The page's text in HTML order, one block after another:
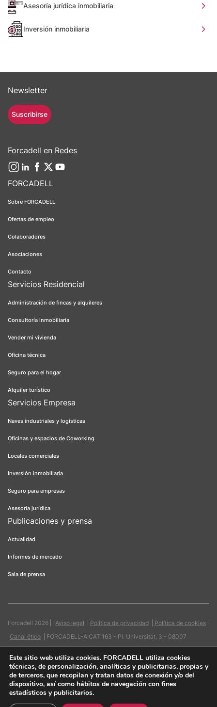
Asesoría jurídica inmobiliaria
Inversión inmobiliaria
FORCADELL
Sobre FORCADELL
Ofertas de empleo
Colaboradores
Asociaciones
Contacto
Servicios Residencial
Administración de fincas y alquileres
Consultoría inmobiliaria
Vender mi vivienda
Oficina técnica
Seguro para el hogar
Alquiler turístico
Servicios Empresa
Naves industriales y logísticas
Oficinas y espacios de Coworking
Locales comerciales
Inversión inmobiliaria
Seguro para empresas
Asesoría jurídica
Publicaciones y prensa
Actualidad
Informes de mercado
Sala de prensa
Newsletter
Suscribirse
Forcadell en Redes
Forcadell 2026 Aviso legal Política de privacidad
Política de cookies
Canal ético
FORCADELL-AICAT 163 - Pl. Universitat, 3 - 08007
Quiero contactar
Este sitio web utiliza cookies. FORCADELL utiliza cookies
técnicas, de personalización, analíticas y publicitarias, propias y
de terceros, que recopilan y tratan datos de conexión y/o del
dispositivo, así como hábitos de navegación con fines
estadísticos y publicitarios.